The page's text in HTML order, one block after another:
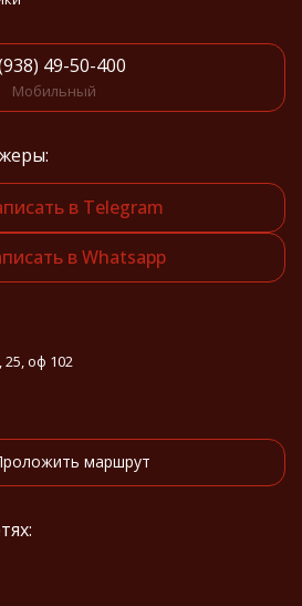
49-50-400
Мобильный
в Telegram
в Whatsapp
оф 102
маршрут